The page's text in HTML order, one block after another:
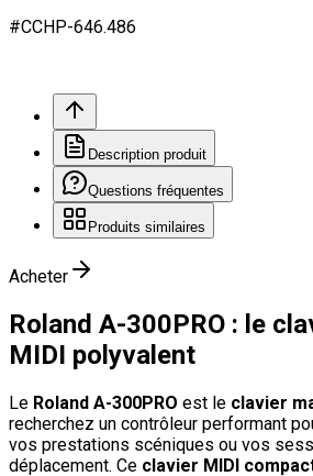
#CCHP-646.486
Description produit
Questions fréquentes
Produits similaires
Acheter
Roland A-300PRO : le
MIDI polyvalent
Le Roland A-300PRO est le clavier
recherchez un contrôleur performant
vos prestations scéniques ou vos
déplacement. Ce clavier MIDI